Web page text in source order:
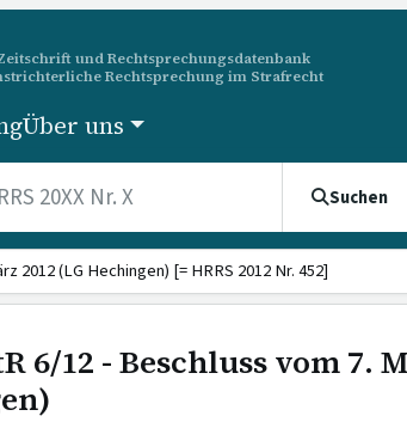
und Rechtsprechungsdatenbank
Rechtsprechung im Strafrecht
Über uns
Suchen
2012 (LG Hechingen) [= HRRS 2012 Nr. 452]
6/12 - Beschluss vom 7.